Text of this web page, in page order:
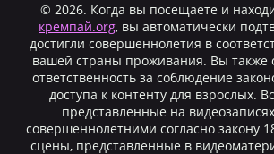
© 2026. Когда вы посещаете и
кремпай.org, вы автоматически
достигли совершеннолетия в
вашей страны проживания. Вы также
ответственность за соблюдение
доступа к контенту для взрослых.
представленные на
совершеннолетними согласно закону
сцены, представленные в